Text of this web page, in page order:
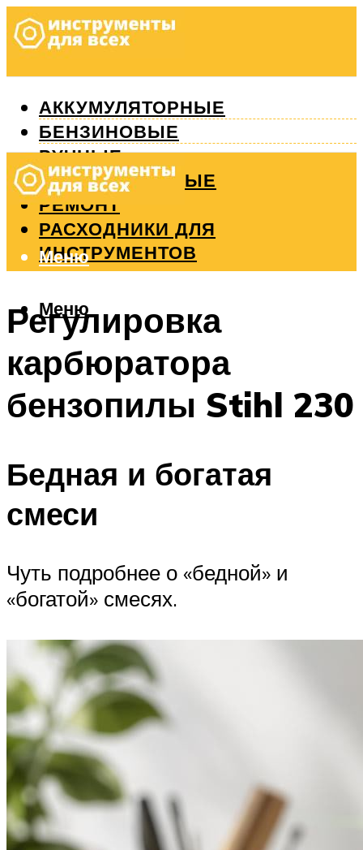
АККУМУЛЯТОРНЫЕ
БЕНЗИНОВЫЕ
РУЧНЫЕ
ИЗМЕРИТЕЛЬНЫЕ
РЕМОНТ
РАСХОДНИКИ ДЛЯ
ИНСТРУМЕНТОВ
Меню
Меню
Регулировка
карбюратора
бензопилы Stihl 230
Бедная и богатая
смеси
Чуть подробнее о «бедной» и
«богатой» смесях.